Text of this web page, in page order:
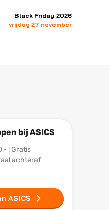
Black Friday 2026
vrijdag 27 november
bij ASICS
| Gratis
achteraf
ASICS